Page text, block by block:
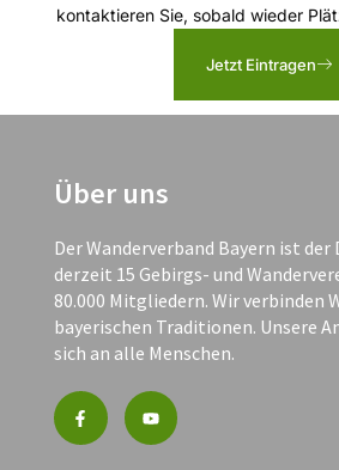
kontaktieren Sie, sobald wieder
Jetzt Eintragen
Über uns
Der Wanderverband Bayern ist der
derzeit 15 Gebirgs- und
80.000 Mitgliedern. Wir
bayerischen Traditionen. Unsere
sich an alle Menschen.